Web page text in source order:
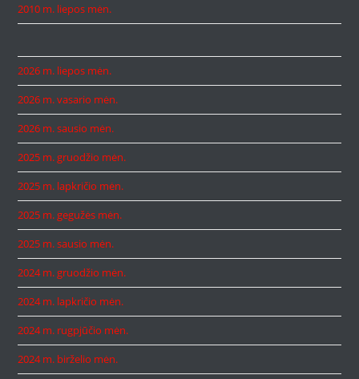
2010 m. liepos mėn.
2026 m. liepos mėn.
2026 m. vasario mėn.
2026 m. sausio mėn.
2025 m. gruodžio mėn.
2025 m. lapkričio mėn.
2025 m. gegužės mėn.
2025 m. sausio mėn.
2024 m. gruodžio mėn.
2024 m. lapkričio mėn.
2024 m. rugpjūčio mėn.
2024 m. birželio mėn.